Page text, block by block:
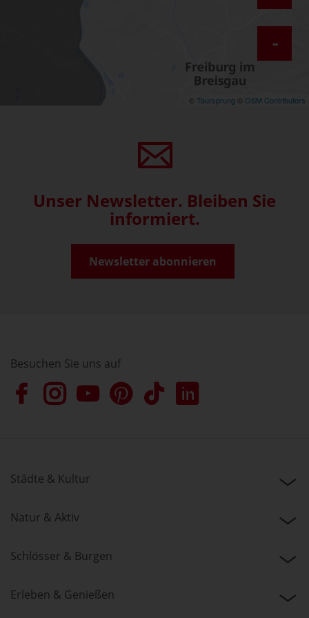
-
© Toursprung © OSM Contributors
Unser Newsletter. Bleiben Sie
informiert.
Newsletter abonnieren
Besuchen Sie uns auf
Städte & Kultur
Natur & Aktiv
Schlösser & Burgen
Erleben & Genießen